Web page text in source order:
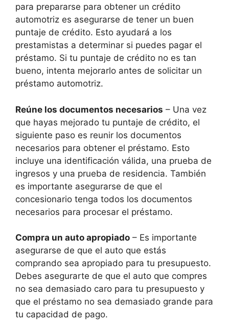
para prepararse para obtener un crédito
automotriz es asegurarse de tener un buen
puntaje de crédito. Esto ayudará a los
prestamistas a determinar si puedes pagar el
préstamo. Si tu puntaje de crédito no es tan
bueno, intenta mejorarlo antes de solicitar un
préstamo automotriz.
Reúne los documentos necesarios – Una vez
que hayas mejorado tu puntaje de crédito, el
siguiente paso es reunir los documentos
necesarios para obtener el préstamo. Esto
incluye una identificación válida, una prueba de
ingresos y una prueba de residencia. También
es importante asegurarse de que el
concesionario tenga todos los documentos
necesarios para procesar el préstamo.
Compra un auto apropiado – Es importante
asegurarse de que el auto que estás
comprando sea apropiado para tu presupuesto.
Debes asegurarte de que el auto que compres
no sea demasiado caro para tu presupuesto y
que el préstamo no sea demasiado grande para
tu capacidad de pago.